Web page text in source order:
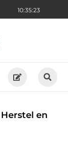
10:35:25
en